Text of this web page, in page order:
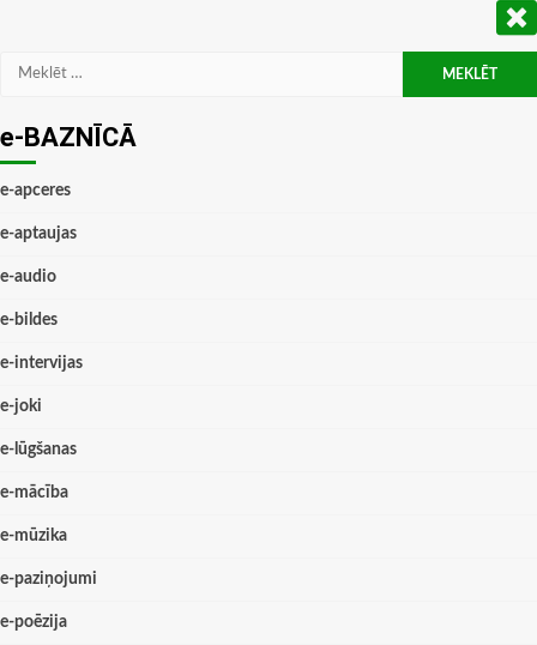
Meklēt:
e-BAZNĪCĀ
e-apceres
e-aptaujas
e-audio
e-bildes
e-intervijas
e-joki
e-lūgšanas
e-mācība
e-mūzika
e-paziņojumi
e-poēzija